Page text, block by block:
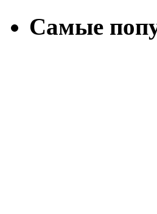
Самые